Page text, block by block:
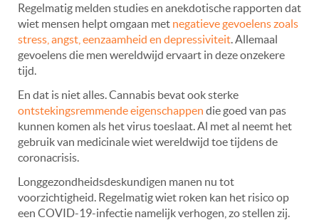
Regelmatig melden studies en anekdotische rapporten dat
wiet mensen helpt omgaan met negatieve gevoelens zoals
stress, angst, eenzaamheid en depressiviteit.Allemaal
gevoelens die men wereldwijd ervaart in deze onzekere
tijd.
En dat is niet alles. Cannabis bevat ook sterke
ontstekingsremmende eigenschappen die goed van pas
kunnen komen als het virus toeslaat. Al met al neemt het
gebruik van medicinale wiet wereldwijd toe tijdens de
coronacrisis.
Longgezondheidsdeskundigen manen nu tot
voorzichtigheid. Regelmatig wiet roken kan het risico op
een COVID-19-infectie namelijk verhogen, zo stellen zij.